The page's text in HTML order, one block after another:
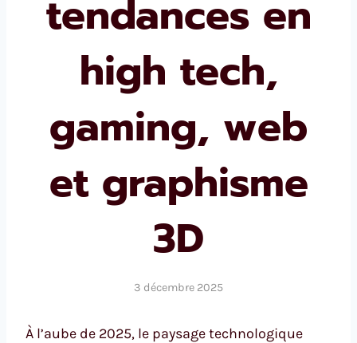
tendances en
high tech,
gaming, web
et graphisme
3D
3 décembre 2025
À l’aube de 2025, le paysage technologique